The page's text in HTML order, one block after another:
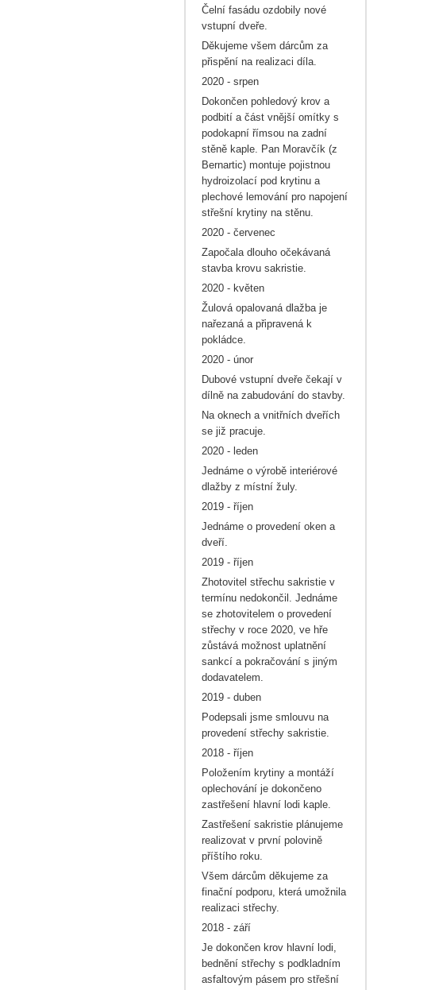
Čelní fasádu ozdobily nové
vstupní dveře.
Děkujeme všem dárcům za
přispění na realizaci díla.
2020 - srpen
Dokončen pohledový krov a
podbití a část vnější omítky s
podokapní římsou na zadní
stěně kaple. Pan Moravčík (z
Bernartic) montuje pojistnou
hydroizolací pod krytinu a
plechové lemování pro napojení
střešní krytiny na stěnu.
2020 - červenec
Započala dlouho očekávaná
stavba krovu sakristie.
2020 - květen
Žulová opalovaná dlažba je
nařezaná a připravená k
pokládce.
2020 - únor
Dubové vstupní dveře čekají v
dílně na zabudování do stavby.
Na oknech a vnitřních dveřích
se již pracuje.
2020 - leden
Jednáme o výrobě interiérové
dlažby z místní žuly.
2019 - říjen
Jednáme o provedení oken a
dveří.
2019 - říjen
Zhotovitel střechu sakristie v
termínu nedokončil. Jednáme
se zhotovitelem o provedení
střechy v roce 2020, ve hře
zůstává možnost uplatnění
sankcí a pokračování s jiným
dodavatelem.
2019 - duben
Podepsali jsme smlouvu na
provedení střechy sakristie.
2018 - říjen
Položením krytiny a montáží
oplechování je dokončeno
zastřešení hlavní lodi kaple.
Zastřešení sakristie plánujeme
realizovat v první polovině
příštího roku.
Všem dárcům děkujeme za
finační podporu, která umožnila
realizaci střechy.
2018 - září
Je dokončen krov hlavní lodi,
bednění střechy s podkladním
asfaltovým pásem pro střešní